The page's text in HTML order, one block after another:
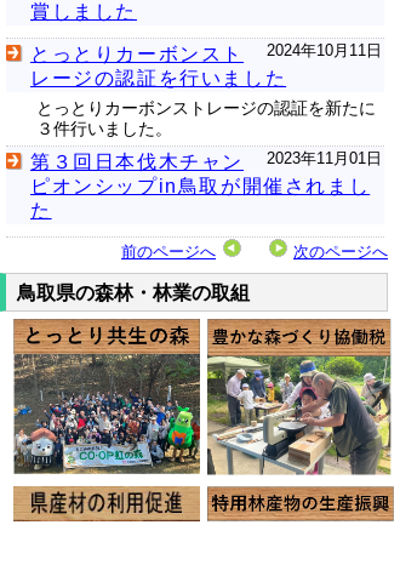
賞しました
2024年10月11日
とっとりカーボンスト
レージの認証を行いました
とっとりカーボンストレージの認証を新たに
３件行いました。
2023年11月01日
第３回日本伐木チャン
ピオンシップin鳥取が開催されまし
た
前のページへ 次のページへ
鳥取県の森林・林業の取組